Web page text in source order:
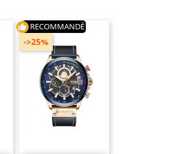
thumb_up RECOMMANDÉ
->25%